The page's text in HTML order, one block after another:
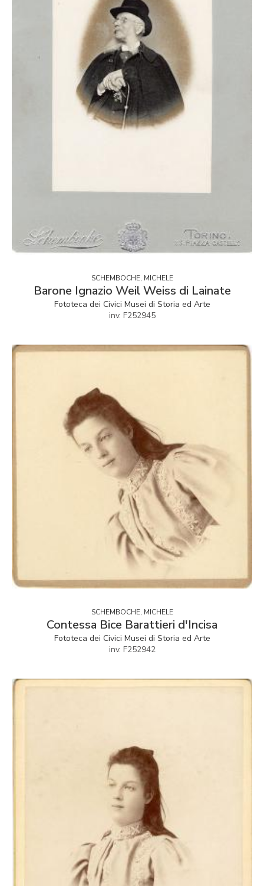
SCHEMBOCHE, MICHELE
Barone Ignazio Weil Weiss di Lainate
Fototeca dei Civici Musei di Storia ed Arte
inv. F252945
SCHEMBOCHE, MICHELE
Contessa Bice Barattieri d'Incisa
Fototeca dei Civici Musei di Storia ed Arte
inv. F252942